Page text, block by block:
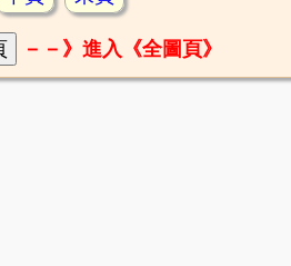
－－》進入《全圖頁》